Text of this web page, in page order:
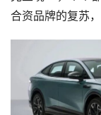
合资品牌的复苏